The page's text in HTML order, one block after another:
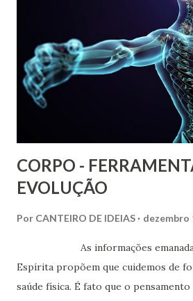
CORPO -
EVOLUÇÃO
Por CANTEIRO DE IDEIAS dezembro
As informações emanadas
Espírita propõem que cuidemos de
saúde física. É fato que o